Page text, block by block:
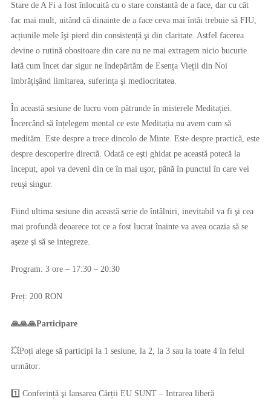
Stare de A Fi a fost înlocuită cu o stare constantă de a face, dar cu cât
fac mai mult, uitând că dinainte de a face ceva mai întâi trebuie să FIU,
acțiunile mele îşi pierd din consistență şi din claritate. Astfel facerea
devine o rutină obositoare din care nu ne mai extragem nicio bucurie.
Iată cum încet dar sigur ne îndepărtăm de Esența Vieții din Noi
îmbrățişând limitarea, suferința şi mediocritatea.
În această sesiune de lucru vom pătrunde în misterele Meditației.
Încercând să înțelegem mental ce este Meditația nu avem cum să
medităm. Este despre a trece dincolo de Minte. Este despre practică, este
despre descoperire directă. Odată ce eşti ghidat pe această potecă la
început, apoi va deveni din ce în mai uşor, până în punctul în care vei
reuşi singur.
Fiind ultima sesiune din această serie de întâlniri, inevitabil va fi şi cea
mai profundă deoarece tot ce a fost lucrat înainte va avea ocazia să se
aşeze şi să se integreze.
Program: 3 ore – 17:30 – 20:30
Preț: 200 RON
🙏🙏🙏Participare
💥Poți alege să participi la 1 sesiune, la 2, la 3 sau la toate 4 în felul
următor:
1️⃣ Conferință şi lansarea Cărții EU SUNT – Intrarea liberă